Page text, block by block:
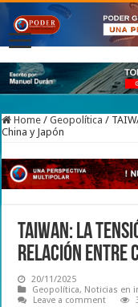
Home / Geopolítica /
China y Japón
TAIWAN: la
relación entre
20/11/2025
Geopolítica, Noticias en
Leave a comment